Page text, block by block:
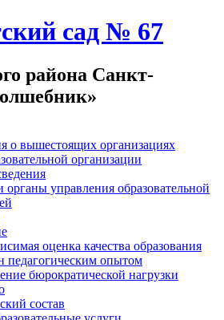
сад № 67
района Санкт-
о вышестоящих организациях
организации
органы управления образовательной
оценка качества образования
педагогическим опытом
бюрократической нагрузки
состав